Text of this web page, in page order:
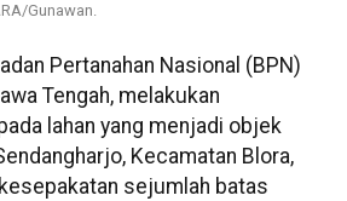
Gunawan.
Pertanahan Nasional (BPN)
Tengah, melakukan
lahan yang menjadi objek
Kecamatan Blora,
sejumlah batas